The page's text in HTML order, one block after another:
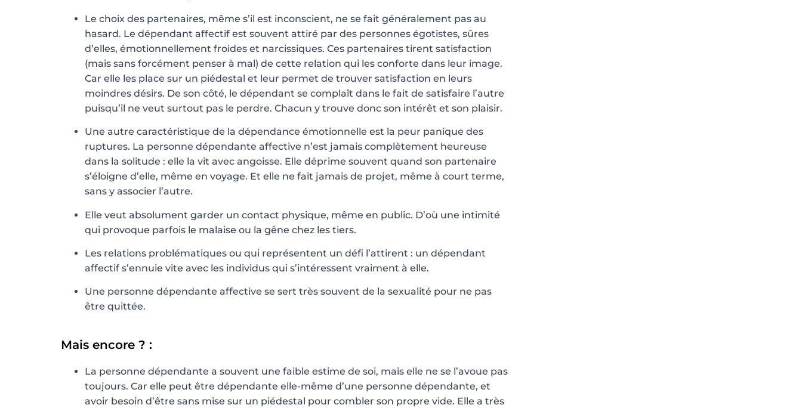
Le choix des partenaires, même s’il est inconscient, ne se fait généralement pas au
hasard. Le dépendant affectif est souvent attiré par des personnes égotistes, sûres
d’elles, émotionnellement froides et narcissiques. Ces partenaires tirent satisfaction
(mais sans forcément penser à mal) de cette relation qui les conforte dans leur image.
Car elle les place sur un piédestal et leur permet de trouver satisfaction en leurs
moindres désirs. De son côté, le dépendant se complaît dans le fait de satisfaire l’autre
puisqu’il ne veut surtout pas le perdre. Chacun y trouve donc son intérêt et son plaisir.
Une autre caractéristique de la dépendance émotionnelle est la peur panique des
ruptures. La personne dépendante affective n’est jamais complètement heureuse
dans la solitude : elle la vit avec angoisse. Elle déprime souvent quand son partenaire
s’éloigne d’elle, même en voyage. Et elle ne fait jamais de projet, même à court terme,
sans y associer l’autre.
Elle veut absolument garder un contact physique, même en public. D’où une intimité
qui provoque parfois le malaise ou la gêne chez les tiers.
Les relations problématiques ou qui représentent un défi l’attirent : un dépendant
affectif s’ennuie vite avec les individus qui s’intéressent vraiment à elle.
Une personne dépendante affective se sert très souvent de la sexualité pour ne pas
être quittée.
Mais encore ? :
La personne dépendante a souvent une faible estime de soi, mais elle ne se l’avoue pas
toujours. Car elle peut être dépendante elle-même d’une personne dépendante, et
avoir besoin d’être sans mise sur un piédestal pour combler son propre vide. Elle a très